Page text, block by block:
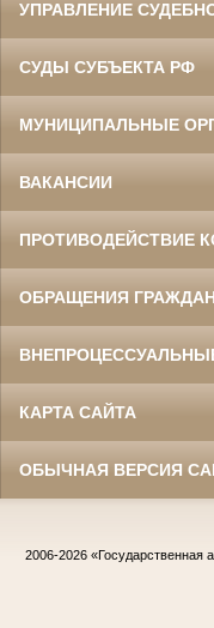
УПРАВЛЕНИЕ
СУДЫ СУБЪЕКТА РФ
МУНИЦИПАЛЬНЫЕ
ВАКАНСИИ
ПРОТИВОДЕЙСТВИЕ
ОБРАЩЕНИЯ ГРАЖДАН
КАРТА САЙТА
ОБЫЧНАЯ ВЕРСИЯ
2006-2026 «Государственная